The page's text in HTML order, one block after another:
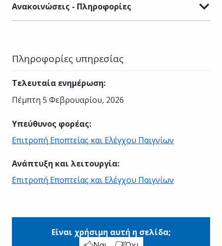
Ανακοινώσεις - Πληροφορίες
Πληροφορίες υπηρεσίας
Τελευταία ενημέρωση:
Πέμπτη 5 Φεβρουαρίου, 2026
Υπεύθυνος φορέας:
Επιτροπή Εποπτείας και Ελέγχου Παιγνίων
Ανάπτυξη και λειτουργία:
Επιτροπή Εποπτείας και Ελέγχου Παιγνίων
Είναι χρήσιμη αυτή η σελίδα;